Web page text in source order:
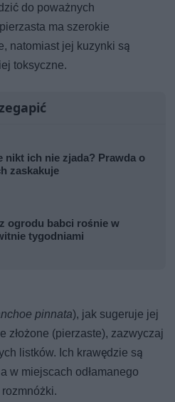
do poważnych
ma szerokie
natomiast jej kuzynki są
toksyczne.
nikt ich nie zjada? Prawda o
zaskakuje
ogrodu babci rośnie w
tygodniami
pinnata), jak sugeruje jej
złożone (pierzaste), zazwyczaj
listków. Ich krawędzie są
w miejscach odłamanego